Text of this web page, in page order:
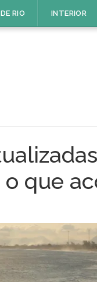
RIO INTERIOR
o que